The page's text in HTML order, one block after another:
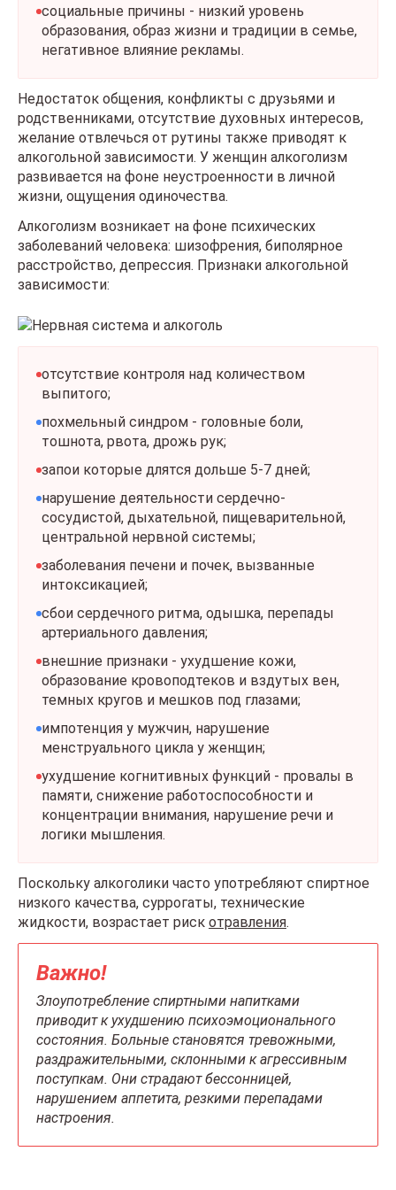
социальные причины - низкий уровень
образования, образ жизни и традиции в семье,
негативное влияние рекламы.
Недостаток общения, конфликты с друзьями и
родственниками, отсутствие духовных интересов,
желание отвлечься от рутины также приводят к
алкогольной зависимости. У женщин алкоголизм
развивается на фоне неустроенности в личной
жизни, ощущения одиночества.
Алкоголизм возникает на фоне психических
заболеваний человека: шизофрения, биполярное
расстройство, депрессия. Признаки алкогольной
зависимости:
отсутствие контроля над количеством
выпитого;
похмельный синдром - головные боли,
тошнота, рвота, дрожь рук;
запои которые длятся дольше 5-7 дней;
нарушение деятельности сердечно-
сосудистой, дыхательной, пищеварительной,
центральной нервной системы;
заболевания печени и почек, вызванные
интоксикацией;
сбои сердечного ритма, одышка, перепады
артериального давления;
внешние признаки - ухудшение кожи,
образование кровоподтеков и вздутых вен,
темных кругов и мешков под глазами;
импотенция у мужчин, нарушение
менструального цикла у женщин;
ухудшение когнитивных функций - провалы в
памяти, снижение работоспособности и
концентрации внимания, нарушение речи и
логики мышления.
Поскольку алкоголики часто употребляют спиртное
низкого качества, суррогаты, технические
жидкости, возрастает риск отравления.
Важно!
Злоупотребление спиртными напитками
приводит к ухудшению психоэмоционального
состояния. Больные становятся тревожными,
раздражительными, склонными к агрессивным
поступкам. Они страдают бессонницей,
нарушением аппетита, резкими перепадами
настроения.